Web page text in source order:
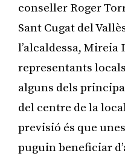
conseller Roger
Sant Cugat del
l’alcaldessa, Mireia
representants
alguns dels
del centre de la
previsió és que
puguin beneficiar